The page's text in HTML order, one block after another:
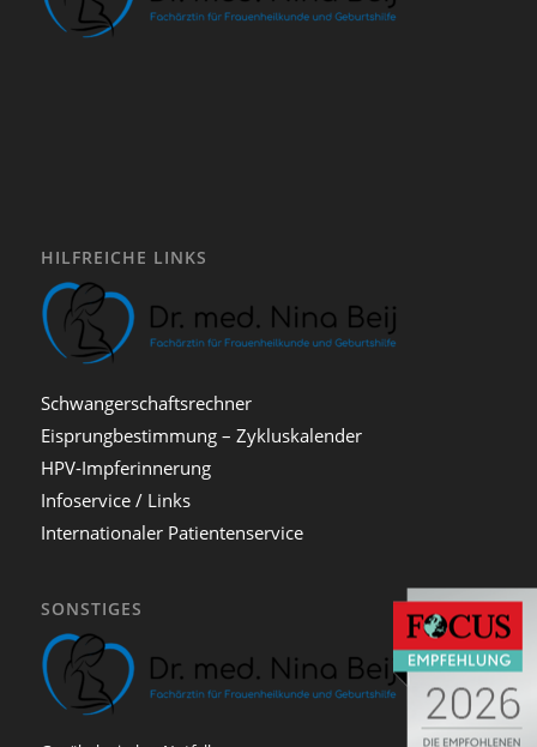
HILFREICHE LINKS
Schwangerschaftsrechner
Eisprungbestimmung – Zykluskalender
HPV-Impferinnerung
Infoservice / Links
Internationaler Patientenservice
SONSTIGES